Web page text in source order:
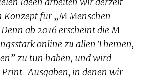
Konzept für „M Menschen
ab 2016 erscheint die M
online zu allen Themen,
zu tun haben, und wird
Print-Ausgaben, in denen wir